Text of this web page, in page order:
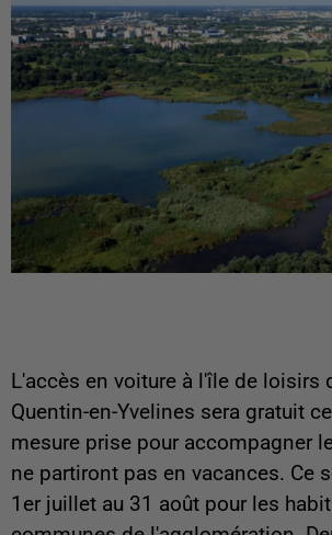
L'accès en voiture à l'île de loisirs
Quentin-en-Yvelines sera gratuit
mesure prise pour accompagner
ne partiront pas en vacances. Ce
1er juillet au 31 août pour les